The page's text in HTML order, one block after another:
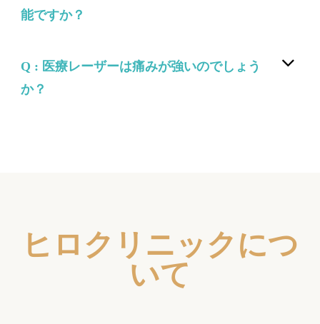
能ですか？
Q : 医療レーザーは痛みが強いのでしょう
か？
ヒロクリニックにつ
いて